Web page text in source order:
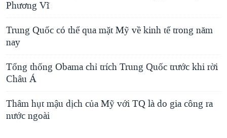
Phương Vĩ
Trung Quốc có thể qua mặt Mỹ về kinh tế trong năm
nay
Tổng thống Obama chỉ trích Trung Quốc trước khi rời
Châu Á
Thâm hụt mậu dịch của Mỹ với TQ là do gia công ra
nước ngoài